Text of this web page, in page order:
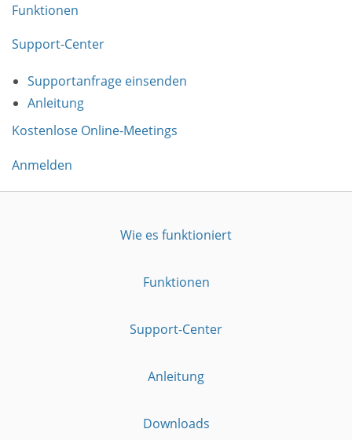
Funktionen
Support-Center
Supportanfrage einsenden
Anleitung
Kostenlose Online-Meetings
Anmelden
Wie es funktioniert
Funktionen
Support-Center
Anleitung
Downloads